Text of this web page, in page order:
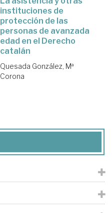
instituciones de
protección de las
personas de avanzada
edad en el Derecho
catalán
Quesada González, Mª
Corona